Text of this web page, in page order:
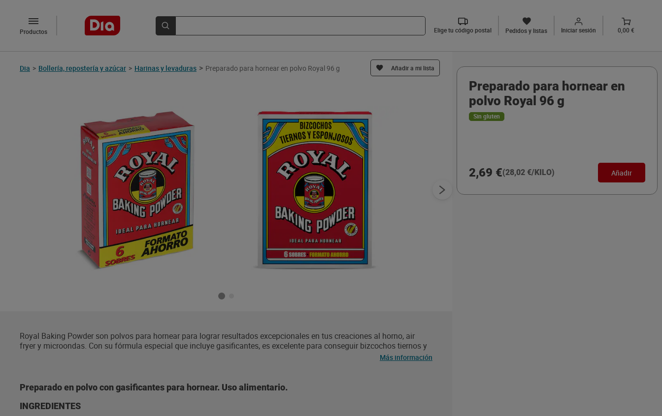
Productos Elige tu código postal Pedidos y listas Iniciar sesión 0,00 €
Dia > Bollería, repostería y azúcar > Harinas y levaduras > Preparado para hornear en polvo Royal 96 g Añadir a mi lista
Royal Baking Powder son polvos para hornear para lograr resultados excepcionales en tus creaciones al horno, air
fryer y microondas. Con su fórmula especial que incluye gasificantes, es excelente para conseguir bizcochos tiernos y
esponjosos, deliciosos para endulzar tus momentos en familia con postres caseros. Cada paquete ahorro incluye 6
memorables. Royal, la marca líder en polvos para hornear y postres preparados en polvo, llegó a España en 1943
estableciéndose en la memoria de la gente y evocando recuerdos de celebraciones familiares y recetas transmitidas de
generación en generación
Más información
Preparado en polvo con gasificantes para hornear. Uso alimentario.
INGREDIENTES
Preparado para hornear en
polvo Royal 96 g
Sin gluten
2,69 €(28,02 €/KILO) Añadir